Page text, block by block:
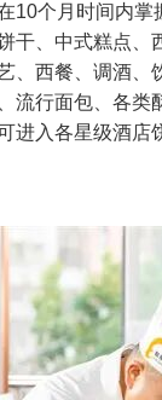
10个月时间内
干、中式糕点
、西餐、调酒
流行面包、各
进入各星级酒